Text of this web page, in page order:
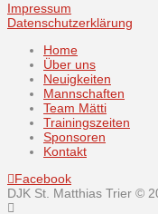
Impressum
Datenschutzerklärung
Home
Über uns
Neuigkeiten
Mannschaften
Team Mätti
Trainingszeiten
Sponsoren
Kontakt
Facebook
DJK St. Matthias Trier ©